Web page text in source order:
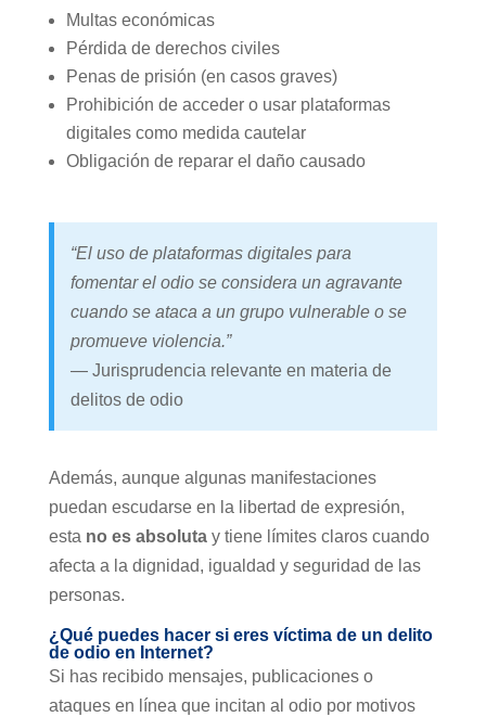
Multas económicas
Pérdida de derechos civiles
Penas de prisión (en casos graves)
Prohibición de acceder o usar plataformas
digitales como medida cautelar
Obligación de reparar el daño causado
“El uso de plataformas digitales para
fomentar el odio se considera un agravante
cuando se ataca a un grupo vulnerable o se
promueve violencia.”
— Jurisprudencia relevante en materia de
delitos de odio
Además, aunque algunas manifestaciones
puedan escudarse en la libertad de expresión,
esta no es absolutay tiene límites claros cuando
afecta a la dignidad, igualdad y seguridad de las
personas.
¿Qué puedes hacer si eres víctima de un delito
de odio en Internet?
Si has recibido mensajes, publicaciones o
ataques en línea que incitan al odio por motivos